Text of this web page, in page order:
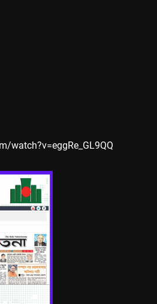
watch?v=eggRe_GL9QQ